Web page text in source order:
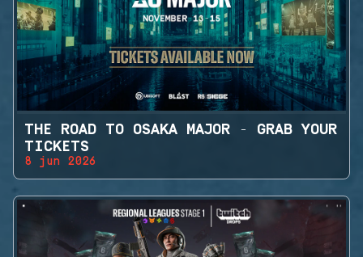
THE ROAD TO OSAKA MAJOR - GRAB YOUR
TICKETS
8 jun 2026